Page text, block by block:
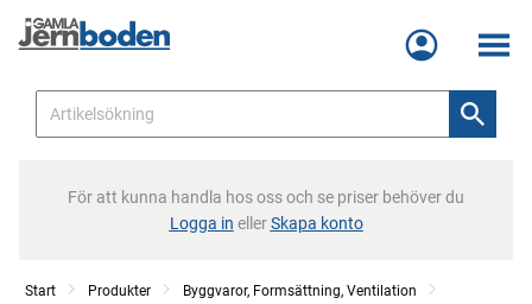
Meny
För att kunna handla hos oss och se priser behöver du
Logga in ellerSkapa konto
Start Produkter
Byggvaror, Formsättning, Ventilation